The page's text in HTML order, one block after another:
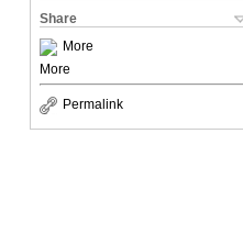
Share
More
More
Permalink